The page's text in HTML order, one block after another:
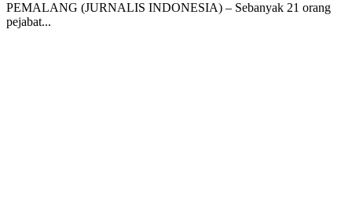
PEMALANG (JURNALIS INDONESIA) – Sebanyak 21 orang
pejabat...